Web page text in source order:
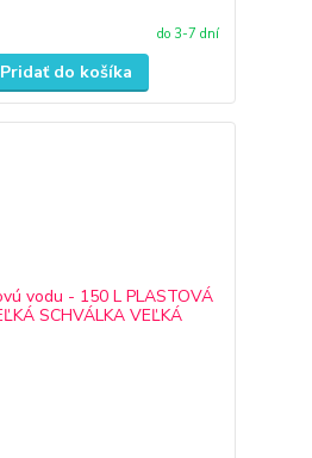
do 3-7 dní
Pridať do košíka